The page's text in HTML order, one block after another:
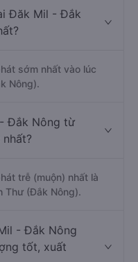
Đăk Mil - Đắk
sớm nhất vào lúc
Nông).
Đắk Nông từ
trễ (muộn) nhất là
Thư (Đắk Nông).
- Đắk Nông
tốt, xuất